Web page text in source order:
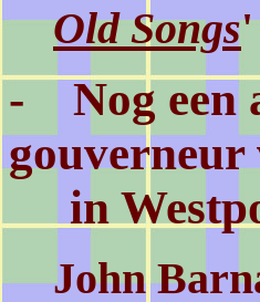
Old Songs'
- Nog een
gouverneur
in
John